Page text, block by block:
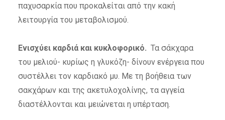
παχυσαρκία που προκαλείται από την κακή
λειτουργία του μεταβολισμού.
Ενισχύει καρδιά και κυκλοφορικό. Τα σάκχαρα
του μελιού- κυρίως η γλυκόζη- δίνουν ενέργεια που
συστέλλει τον καρδιακό μυ. Με τη βοήθεια των
σακχάρων και της ακετυλοχολίνης, τα αγγεία
διαστέλλονται και μειώνεται η υπέρταση.